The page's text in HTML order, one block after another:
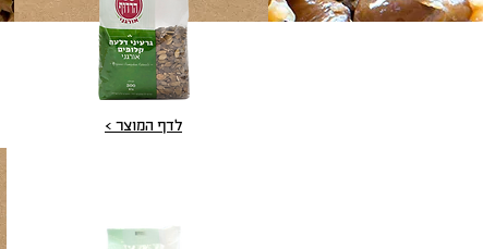
לדף המוצר >